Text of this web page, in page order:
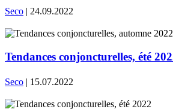
Seco | 24.09.2022
Tendances conjoncturelles, été
Seco | 15.07.2022